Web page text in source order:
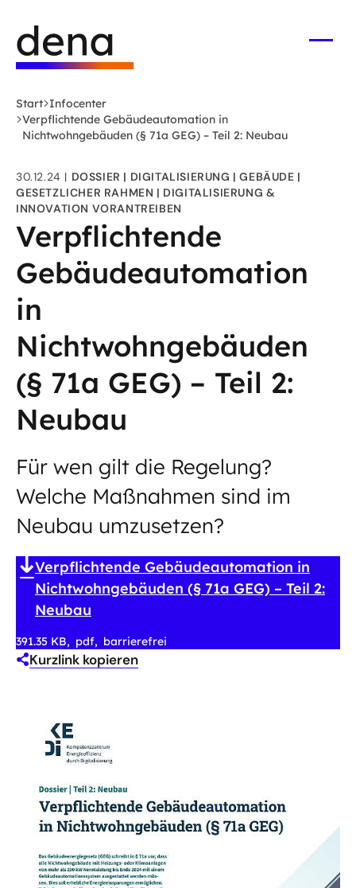
Hauptinhalt
springen
Deutsche
Energie-
Agentur
-
zur
Start Infocenter
Verpflichtende Gebäudeautomation in
Nichtwohngebäuden (§ 71a GEG) – Teil 2: Neubau
30.12.24 DOSSIER DIGITALISIERUNG
GEBÄUDE
GESETZLICHER RAHMEN
DIGITALISIERUNG &
INNOVATION VORANTREIBEN
Verpflichtende
Gebäudeautomation
in
Nichtwohngebäuden
(§ 71a GEG) – Teil 2:
Neubau
Für wen gilt die Regelung?
Welche Maßnahmen sind im
Neubau umzusetzen?
Verpflichtende Gebäudeautomation in
Nichtwohngebäuden (§ 71a GEG) – Teil 2:
Neubau
391.35 KB pdf barrierefrei
Kurzlink kopieren